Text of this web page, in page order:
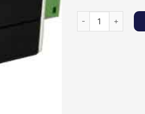
Thiết bị chống sét